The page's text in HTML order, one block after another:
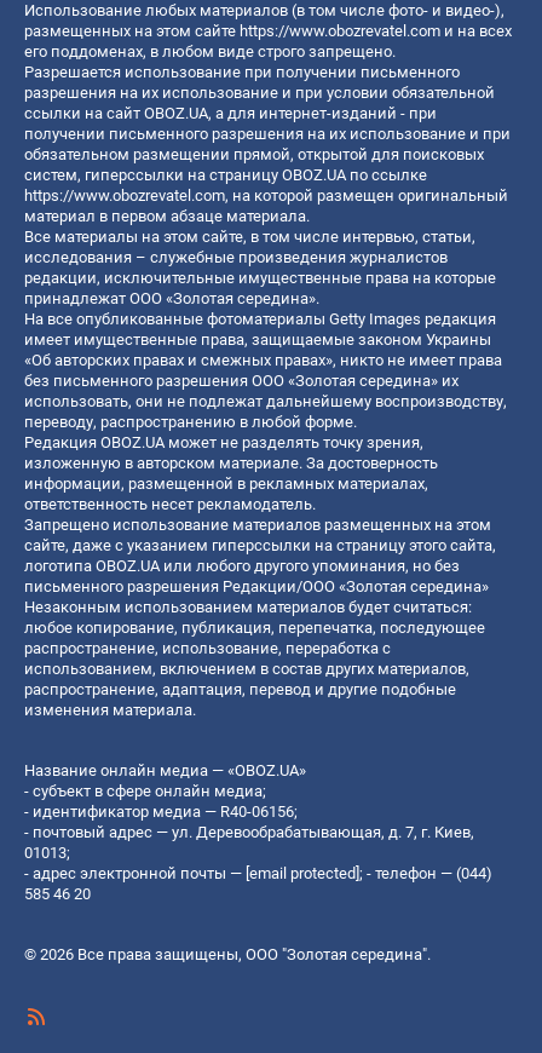
Использование любых материалов (в том числе фото- и видео-),
размещенных на этом сайте https://www.obozrevatel.com и на всех
его поддоменах, в любом виде строго запрещено.
Разрешается использование при получении письменного
разрешения на их использование и при условии обязательной
ссылки на сайт OBOZ.UA, а для интернет-изданий - при
получении письменного разрешения на их использование и при
обязательном размещении прямой, открытой для поисковых
систем, гиперссылки на страницу OBOZ.UA по ссылке
https://www.obozrevatel.com, на которой размещен оригинальный
материал в первом абзаце материала.
Все материалы на этом сайте, в том числе интервью, статьи,
исследования – служебные произведения журналистов
редакции, исключительные имущественные права на которые
принадлежат ООО «Золотая середина».
На все опубликованные фотоматериалы Getty Images редакция
имеет имущественные права, защищаемые законом Украины
«Об авторских правах и смежных правах», никто не имеет права
без письменного разрешения ООО «Золотая середина» их
использовать, они не подлежат дальнейшему воспроизводству,
переводу, распространению в любой форме.
Редакция OBOZ.UA может не разделять точку зрения,
изложенную в авторском материале. За достоверность
информации, размещенной в рекламных материалах,
ответственность несет рекламодатель.
Запрещено использование материалов размещенных на этом
сайте, даже с указанием гиперссылки на страницу этого сайта,
логотипа OBOZ.UA или любого другого упоминания, но без
письменного разрешения Редакции/ООО «Золотая середина»
Незаконным использованием материалов будет считаться:
любое копирование, публикация, перепечатка, последующее
распространение, использование, переработка с
использованием, включением в состав других материалов,
распространение, адаптация, перевод и другие подобные
изменения материала.
Название онлайн медиа — «OBOZ.UA»
- субъект в сфере онлайн медиа;
- идентификатор медиа — R40-06156;
- почтовый адрес — ул. Деревообрабатывающая, д. 7, г. Киев,
01013;
- адрес электронной почты — [email protected] ; - телефон — (044)
585 46 20
© 2026 Все права защищены, ООО "Золотая середина".